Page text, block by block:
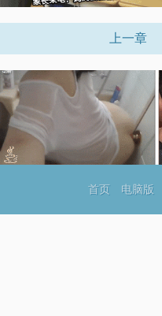
上一章
首页 电脑版